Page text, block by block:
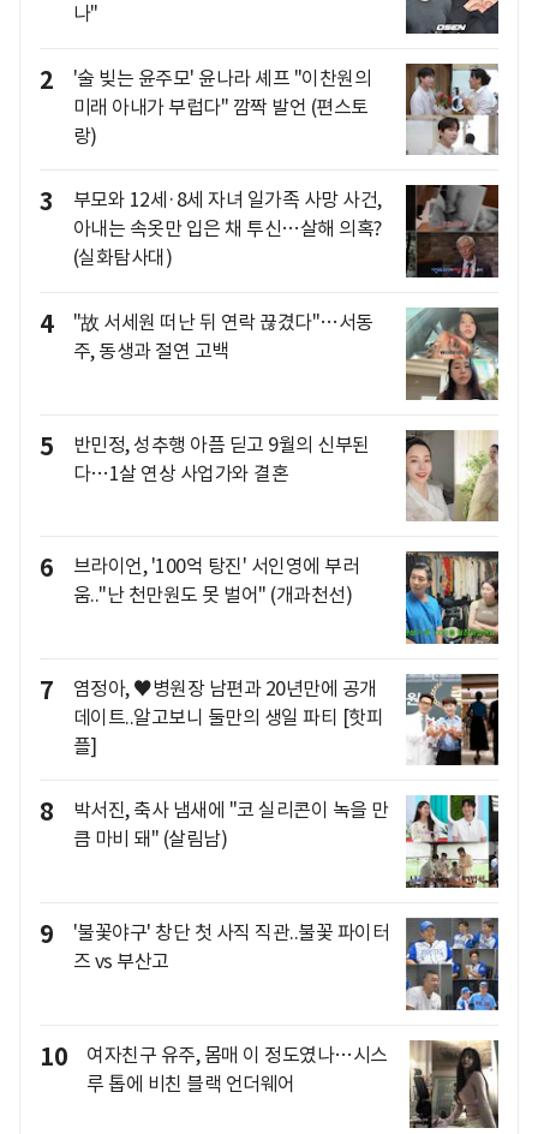
나"
2
'술 빚는 윤주모' 윤나라 셰프 "이찬원의
미래 아내가 부럽다" 깜짝 발언 (편스토
랑)
3
부모와 12세·8세 자녀 일가족 사망 사건,
아내는 속옷만 입은 채 투신…살해 의혹?
(실화탐사대)
4
"故 서세원 떠난 뒤 연락 끊겼다"…서동
주, 동생과 절연 고백
5
반민정, 성추행 아픔 딛고 9월의 신부된
다…1살 연상 사업가와 결혼
6
브라이언, '100억 탕진' 서인영에 부러
움.."난 천만원도 못 벌어" (개과천선)
7
염정아, ♥병원장 남편과 20년만에 공개
데이트..알고보니 둘만의 생일 파티 [핫피
플]
8
박서진, 축사 냄새에 "코 실리콘이 녹을 만
큼 마비 돼" (살림남)
9
'불꽃야구' 창단 첫 사직 직관..불꽃 파이터
즈 vs 부산고
10
여자친구 유주, 몸매 이 정도였나…시스
루 톱에 비친 블랙 언더웨어